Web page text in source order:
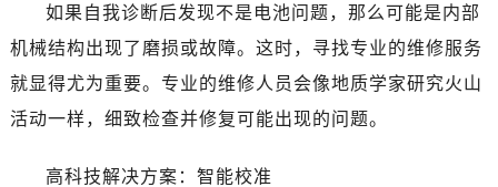
如果自我诊断后发现不是电池问题，那么可能是内部
机械结构出现了磨损或故障。这时，寻找专业的维修服务
就显得尤为重要。专业的维修人员会像地质学家研究火山
活动一样，细致检查并修复可能出现的问题。
高科技解决方案：智能校准